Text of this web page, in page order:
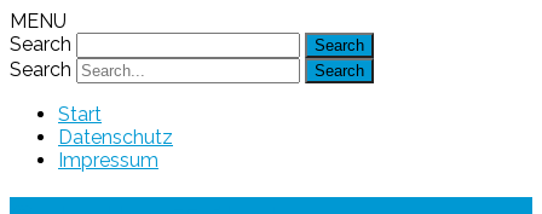
MENU
Search
Search
Start
Datenschutz
Impressum